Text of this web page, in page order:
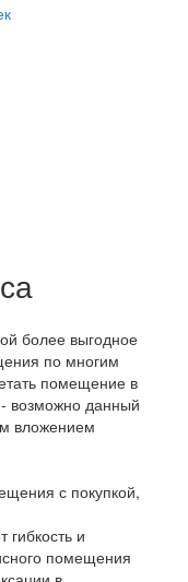
более выгодное
по многим
помещение в
- возможно данный
вложением
с покупкой,
и
помещения